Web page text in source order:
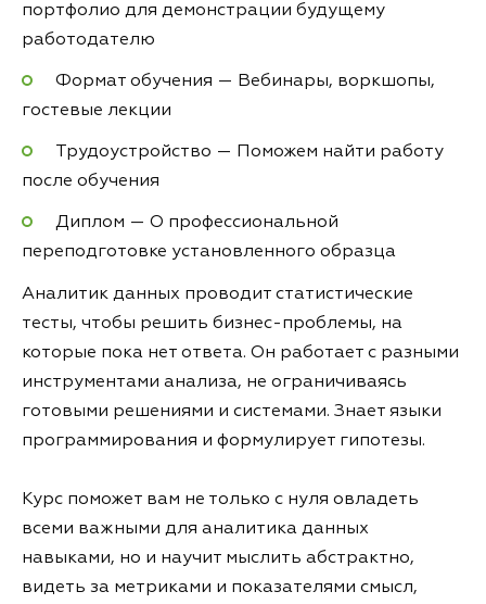
портфолио для демонстрации будущему
работодателю
Формат обучения — Вебинары, воркшопы,
гостевые лекции
Трудоустройство — Поможем найти работу
после обучения
Диплом — О профессиональной
переподготовке установленного образца
Аналитик данных проводит статистические
тесты, чтобы решить бизнес-проблемы, на
которые пока нет ответа. Он работает с разными
инструментами анализа, не ограничиваясь
готовыми решениями и системами. Знает языки
программирования и формулирует гипотезы.
Курс поможет вам не только с нуля овладеть
всеми важными для аналитика данных
навыками, но и научит мыслить абстрактно,
видеть за метриками и показателями смысл,